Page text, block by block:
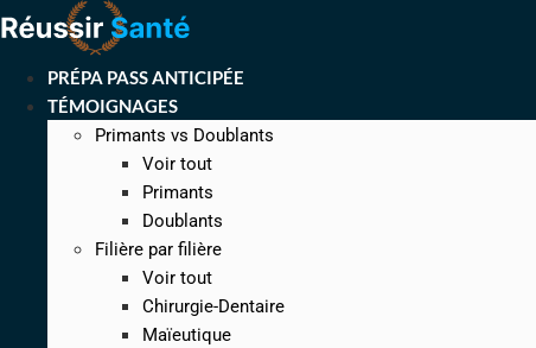
Aller
au
contenuPRÉPA PASS ANTICIPÉE
TÉMOIGNAGES
Primants vs Doublants
Voir tout
Primants
Doublants
Filière par filière
Voir tout
Chirurgie-Dentaire
Maïeutique